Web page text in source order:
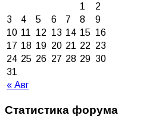
« Авг
1
2
3
4 5 6 7 8
9
10 11 12 13 14 15 16
17 18 19 20 21 22 23
24 25 26 27 28 29 30
31
Статистика форума